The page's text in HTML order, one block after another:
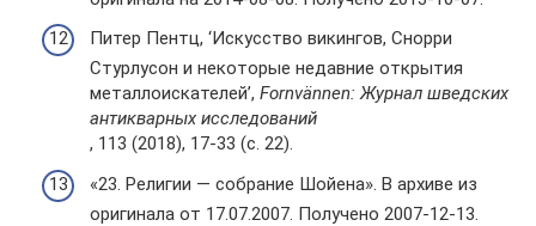
Питер Пентц, ‘Искусство викингов, Снорри
Стурлусон и некоторые недавние открытия
металлоискателей’, Fornvännen: Журнал шведских
антикварных исследований
, 113 (2018), 17-33 (с. 22).
«23. Религии — собрание Шойена». В архиве из
оригинала от 17.07.2007. Получено 2007-12-13.